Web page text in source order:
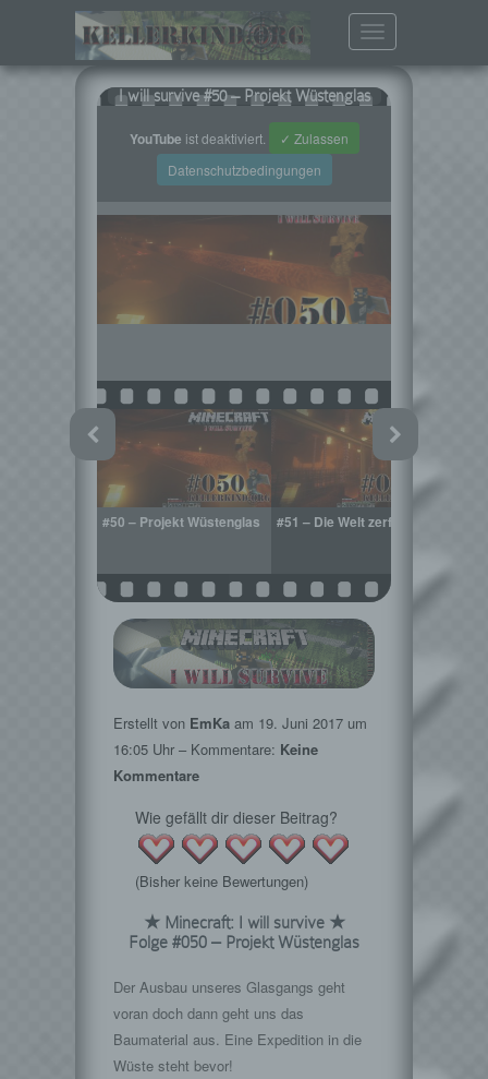
Toggle
navigation
I will survive #50 – Projekt Wüstenglas
YouTube ist deaktiviert.
✓ Zulassen
Datenschutzbedingungen
#50 – Projekt Wüstenglas #51 – Die Welt zerfällt
Erstellt von EmKa am 19. Juni 2017 um
16:05 Uhr – Kommentare: Keine
Kommentare
Wie gefällt dir dieser Beitrag?
(Bisher keine Bewertungen)
★ Minecraft: I will survive ★
Folge #050 – Projekt Wüstenglas
Der Ausbau unseres Glasgangs geht
voran doch dann geht uns das
Baumaterial aus. Eine Expedition in die
Wüste steht bevor!